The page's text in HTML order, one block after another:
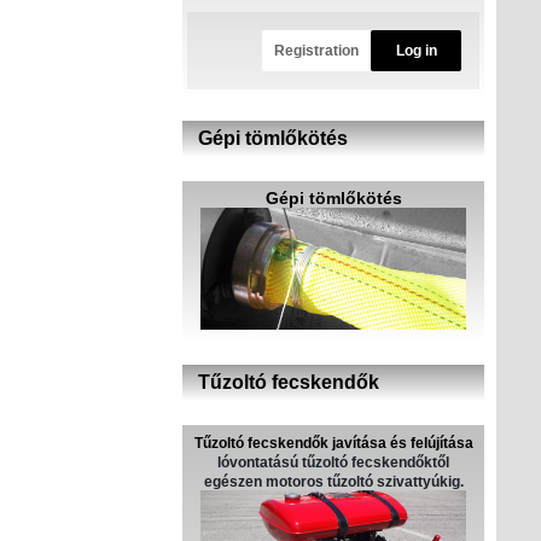
Registration Log in
Gépi tömlőkötés
Gépi tömlőkötés
Tűzoltó fecskendők
Tűzoltó fecskendők javítása és felújítása
lóvontatású tűzoltó fecskendőktől
egészen motoros tűzoltó szivattyúkig.